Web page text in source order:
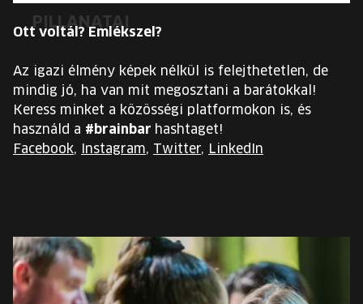
RÓLUNK
KORÁBBI ELŐADÓK
BRAIN BAR™ TRIBE
KARRIER
INGYENES DIÁK- ÉS TANÁRREGISZTRÁCIÓ
INGYENES DIÁK- ÉS TANÁRREGISZTRÁCIÓ
KOSÁR
PILLANATAI
Ott voltál? Emlékszel?
Az igazi élmény képek nélkül is felejthetetlen, de
mindig jó, ha van mit megosztani a barátokkal!
Keress minket a közösségi platformokon is, és
használd a #brainbar hashtaget!
Facebook,
Instagram, Twitter, LinkedIn